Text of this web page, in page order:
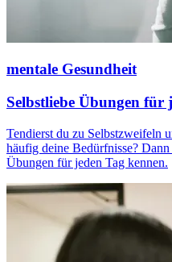
mentale Gesundheit
Selbstliebe Übungen für
Tendierst du zu Selbstzweifeln
häufig deine Bedürfnisse?
Übungen für jeden Tag kennen.